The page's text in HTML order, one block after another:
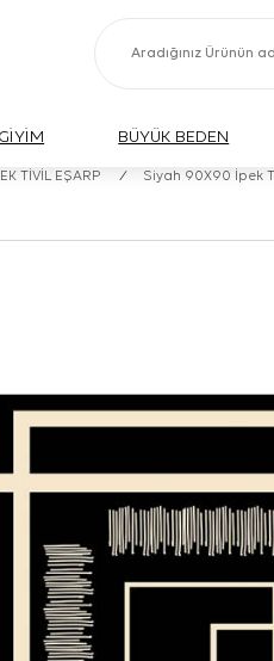
GİYİM BÜYÜK BEDEN
TİVİL EŞARP / Siyah 90X90 İpek